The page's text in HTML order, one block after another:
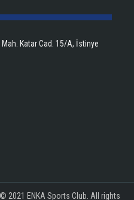
Katar Cad. 15/A, İstinye
© 2021 ENKA Sports Club. All rights